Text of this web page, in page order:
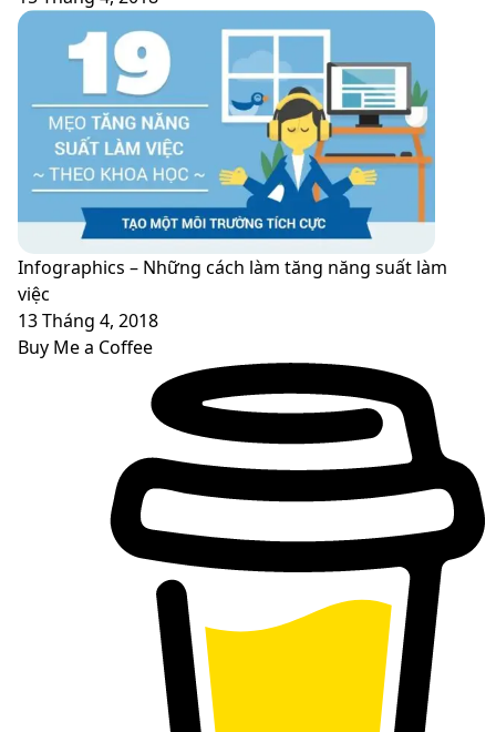
Infographics – Những cách làm tăng năng suất làm
việc
13 Tháng 4, 2018
Buy Me a Coffee